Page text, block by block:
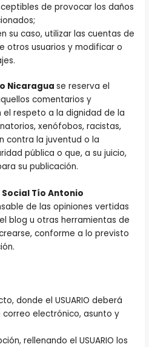
de provocar los daños
su caso, utilizar las cuentas de
otros usuarios y modificar o
Nicaraguase reserva el
comentarios y
respeto a la dignidad de la
xenófobos, racistas,
contra la juventud o la
pública o que, a su juicio,
su publicación.
Tío Antonio
de las opiniones vertidas
blog u otras herramientas de
conforme a lo previsto
donde el USUARIO deberá
electrónico, asunto y
rellenando el USUARIO los